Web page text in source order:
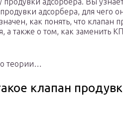
адсорбера, для чего
как понять, что клапан
а также о том, как заменить
теории…
клапан